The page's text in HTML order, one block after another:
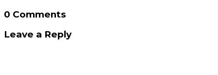
0 Comments
Leave a Reply